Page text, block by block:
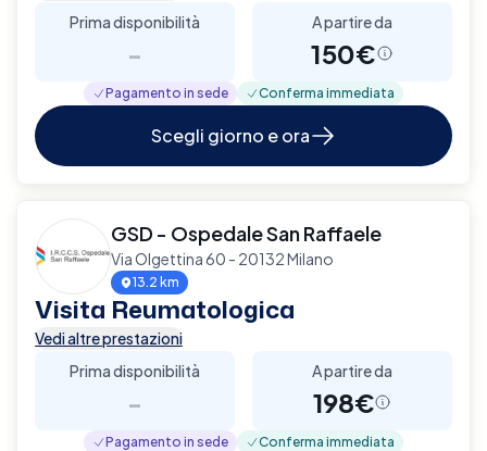
Prima disponibilità
-
A partire da
150€
Pagamento in sede Conferma immediata
Scegli giorno e ora
GSD - Ospedale San Raffaele
Via Olgettina 60 - 20132 Milano
13.2 km
Visita Reumatologica
Vedi altre prestazioni
Prima disponibilità
-
A partire da
198€
Pagamento in sede Conferma immediata